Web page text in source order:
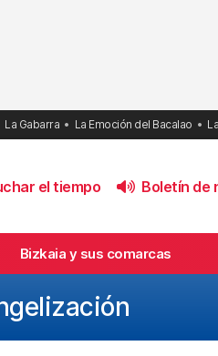
La Gabarra La Emoción del Bacalao
el tiempo Boletín de
Bizkaia y sus comarcas